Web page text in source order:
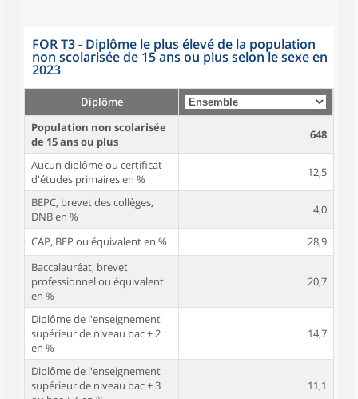
FOR T3 - Diplôme le plus élevé de la population
non scolarisée de 15 ans ou plus selon le sexe en
2023
Diplôme
Population non scolarisée
de 15 ans ou plus
648
Aucun diplôme ou certificat
d'études primaires en %
12,5
BEPC, brevet des collèges,
DNB en %
4,0
CAP, BEP ou équivalent en %
28,9
Baccalauréat, brevet
professionnel ou équivalent
en %
20,7
Diplôme de l'enseignement
supérieur de niveau bac + 2
en %
14,7
Diplôme de l'enseignement
supérieur de niveau bac + 3
11,1